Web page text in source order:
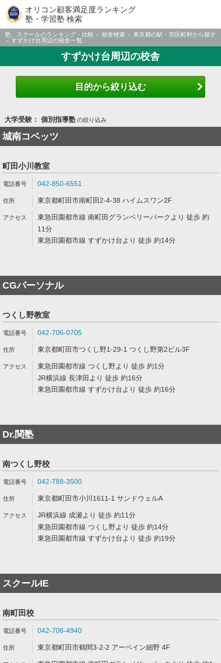
オリコン顧客満足度ランキング
塾・学習塾 検索
塾、スクールのランキング・比較 校舎検索
東京都の駅・市区町村から探す
すずかけ台周辺の校舎一覧
すずかけ台周辺の校舎
目的から絞り込む
大学受験： 個別指導塾の絞り込み
城南コベッツ
町田小川教室
042-850-6551
東京都町田市南町田2-4-38 ハイムスワン2F
東急田園都市線 南町田グランベリーパークより 徒歩 約
11分
東急田園都市線 すずかけ台より 徒歩 約14分
CGパーソナル
つくし野教室
042-706-0705
東京都町田市つくし野1-29-1 つくし野第2ビル3F
東急田園都市線 つくし野より 徒歩 約1分
JR横浜線 長津田より 徒歩 約16分
東急田園都市線 すずかけ台より 徒歩 約16分
Dr.関塾
南つくし野校
042-788-3500
東京都町田市小川1611-1 サンドウェルA
JR横浜線 成瀬より 徒歩 約11分
東急田園都市線 つくし野より 徒歩 約14分
東急田園都市線 すずかけ台より 徒歩 約19分
スクールIE
南町田校
042-706-4940
東京都町田市鶴間3-2-2 アーベイン細野 4F